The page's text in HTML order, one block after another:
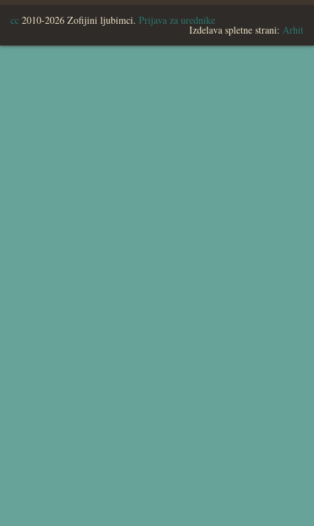
cc 2010-2026 Zofijini ljubimci. Prijava za urednike
Izdelava spletne strani: Arhit